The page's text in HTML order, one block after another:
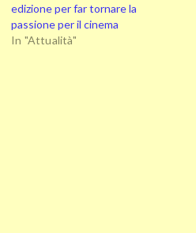
edizione per far tornare la
passione per il cinema
In "Attualità"